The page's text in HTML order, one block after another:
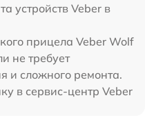
устройств Veber в
прицела Veber Wolf
не требует
и сложного ремонта.
в сервис-центр Veber